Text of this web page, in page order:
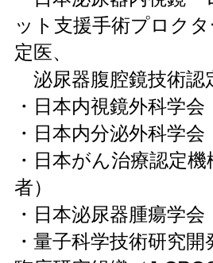
ット支援手術プロクタ
定医、
泌尿器腹腔鏡技術認
・日本内視鏡外科学
・日本内分泌外科学
・ 日本がん治療認定
者）
・日本泌尿器腫瘍学会
・量子科学技術研究開